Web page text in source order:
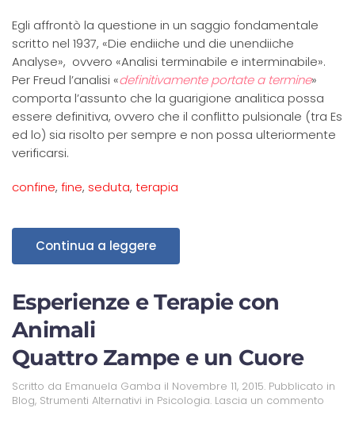
Egli affrontò la questione in un saggio fondamentale
scritto nel 1937, «Die endiiche und die unendiiche
Analyse», ovvero «Analisi terminabile e interminabile».
Per Freud l’analisi «definitivamente portate a termine»
comporta l’assunto che la guarigione analitica possa
essere definitiva, ovvero che il conflitto pulsionale (tra Es
ed lo) sia risolto per sempre e non possa ulteriormente
verificarsi.
confine, fine, seduta, terapia
Continua a leggere
Esperienze e Terapie con
Animali
Quattro Zampe e un Cuore
Scritto da Emanuela Gamba il Novembre 11, 2015. Pubblicato in
Blog, Strumenti Alternativi in Psicologia. Lascia un commento